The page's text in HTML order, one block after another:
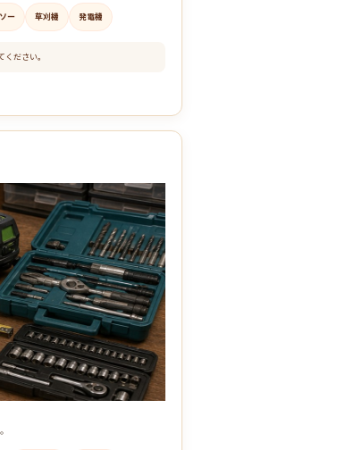
ー 草刈機 発電機
ださい。